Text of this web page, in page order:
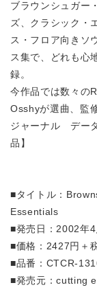
ブラウンシュガー
ズ、クラシック・
ス・フロア向きソ
ス集で、どれも心
録。
今作品では数々の
Osshyが選曲、監
ジャーナル デー
品】
■タイトル：
Essentials
■発売日：2002年
■価格：2427円＋
■品番：CTCR-
■発売元：cutting